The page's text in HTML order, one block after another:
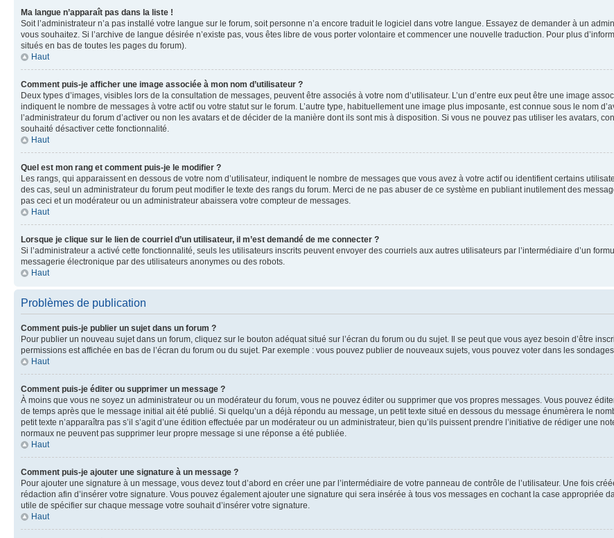
Ma langue n’apparaît pas dans la liste !
Soit l’administrateur n’a pas installé votre langue sur le forum, soit personne n’a encore traduit le logiciel dans votre langue. Essayez de demander à un
vous souhaitez. Si l’archive de langue désirée n’existe pas, vous êtes libre de vous porter volontaire et commencer une nouvelle traduction. Pour plus
situés en bas de toutes les pages du forum).
Haut
Comment puis-je afficher une image associée à mon nom d’utilisateur ?
Deux types d’images, visibles lors de la consultation de messages, peuvent être associés à votre nom d’utilisateur. L’un d’entre eux peut être une image
indiquent le nombre de messages à votre actif ou votre statut sur le forum. L’autre type, habituellement une image plus imposante, est connue sous le nom
l’administrateur du forum d’activer ou non les avatars et de décider de la manière dont ils sont mis à disposition. Si vous ne pouvez pas utiliser les avatars,
souhaité désactiver cette fonctionnalité.
Haut
Quel est mon rang et comment puis-je le modifier ?
Les rangs, qui apparaissent en dessous de votre nom d’utilisateur, indiquent le nombre de messages que vous avez à votre actif ou identifient certains
des cas, seul un administrateur du forum peut modifier le texte des rangs du forum. Merci de ne pas abuser de ce système en publiant inutilement des
pas ceci et un modérateur ou un administrateur abaissera votre compteur de messages.
Haut
Lorsque je clique sur le lien de courriel d’un utilisateur, il m’est demandé de me connecter ?
Si l’administrateur a activé cette fonctionnalité, seuls les utilisateurs inscrits peuvent envoyer des courriels aux autres utilisateurs par l’intermédiaire d’un
messagerie électronique par des utilisateurs anonymes ou des robots.
Haut
Problèmes de publication
Comment puis-je publier un sujet dans un forum ?
Pour publier un nouveau sujet dans un forum, cliquez sur le bouton adéquat situé sur l’écran du forum ou du sujet. Il se peut que vous ayez besoin d’être
permissions est affichée en bas de l’écran du forum ou du sujet. Par exemple : vous pouvez publier de nouveaux sujets, vous pouvez voter dans les
Haut
Comment puis-je éditer ou supprimer un message ?
À moins que vous ne soyez un administrateur ou un modérateur du forum, vous ne pouvez éditer ou supprimer que vos propres messages. Vous pouvez
de temps après que le message initial ait été publié. Si quelqu’un a déjà répondu au message, un petit texte situé en dessous du message énumèrera le
petit texte n’apparaîtra pas s’il s’agit d’une édition effectuée par un modérateur ou un administrateur, bien qu’ils puissent prendre l’initiative de rédiger une
normaux ne peuvent pas supprimer leur propre message si une réponse a été publiée.
Haut
Comment puis-je ajouter une signature à un message ?
Pour ajouter une signature à un message, vous devez tout d’abord en créer une par l’intermédiaire de votre panneau de contrôle de l’utilisateur. Une fois
rédaction afin d’insérer votre signature. Vous pouvez également ajouter une signature qui sera insérée à tous vos messages en cochant la case appropriée
utile de spécifier sur chaque message votre souhait d’insérer votre signature.
Haut